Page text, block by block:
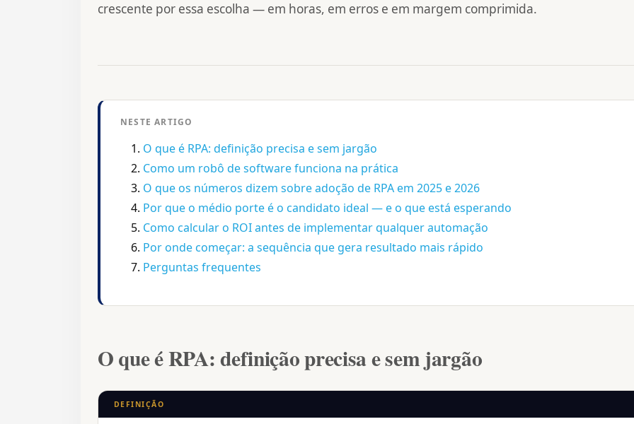
crescente por essa escolha — em horas, em erros e em margem comprimida.
NESTE ARTIGO
O que é RPA: definição precisa e sem jargão
Como um robô de software funciona na prática
O que os números dizem sobre adoção de RPA em 2025 e 2026
Por que o médio porte é o candidato ideal — e o que está esperando
Como calcular o ROI antes de implementar qualquer automação
Por onde começar: a sequência que gera resultado mais rápido
Perguntas frequentes
O que é RPA: definição precisa e sem jargão
DEFINIÇÃO